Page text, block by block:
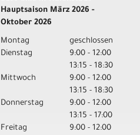
Hauptsaison März 2026 -
Oktober 2026
Montag
geschlossen
Dienstag
9:00 - 12:00
13:15 - 18:30
Mittwoch
9:00 - 12:00
13:15 - 18:30
Donnerstag
9:00 - 12:00
13:15 - 17:00
Freitag
9:00 - 12:00